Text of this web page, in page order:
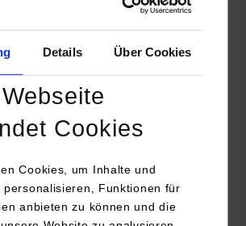
Details Über Cookies
Cookies
Cookies, um Inhalte und
personalisieren, Funktionen für
anbieten zu können und die
freuten sich bei schönem Wetter und
freie Pisten. Mit dabei waren